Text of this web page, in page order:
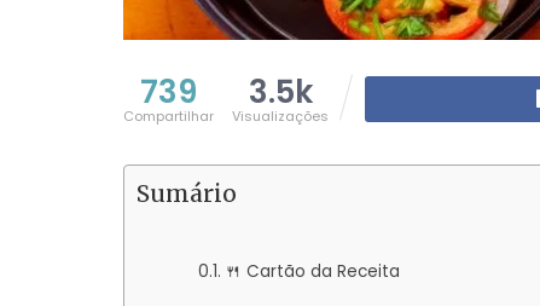
739
Compartilhar
3.5k
Visualizações
Sumário
🍴 Cartão da Receita